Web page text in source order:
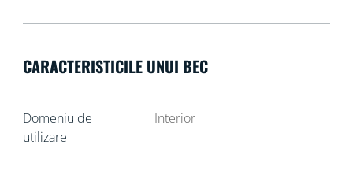
CARACTERISTICILE UNUI BEC
Domeniu de
utilizare
Interior